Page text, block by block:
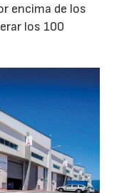
encima de los
los 100